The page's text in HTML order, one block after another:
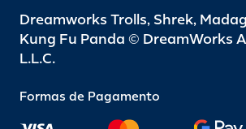
Dreamworks Trolls, Shrek,
Kung Fu Panda © DreamWorks
L.L.C.
Formas de Pagamento